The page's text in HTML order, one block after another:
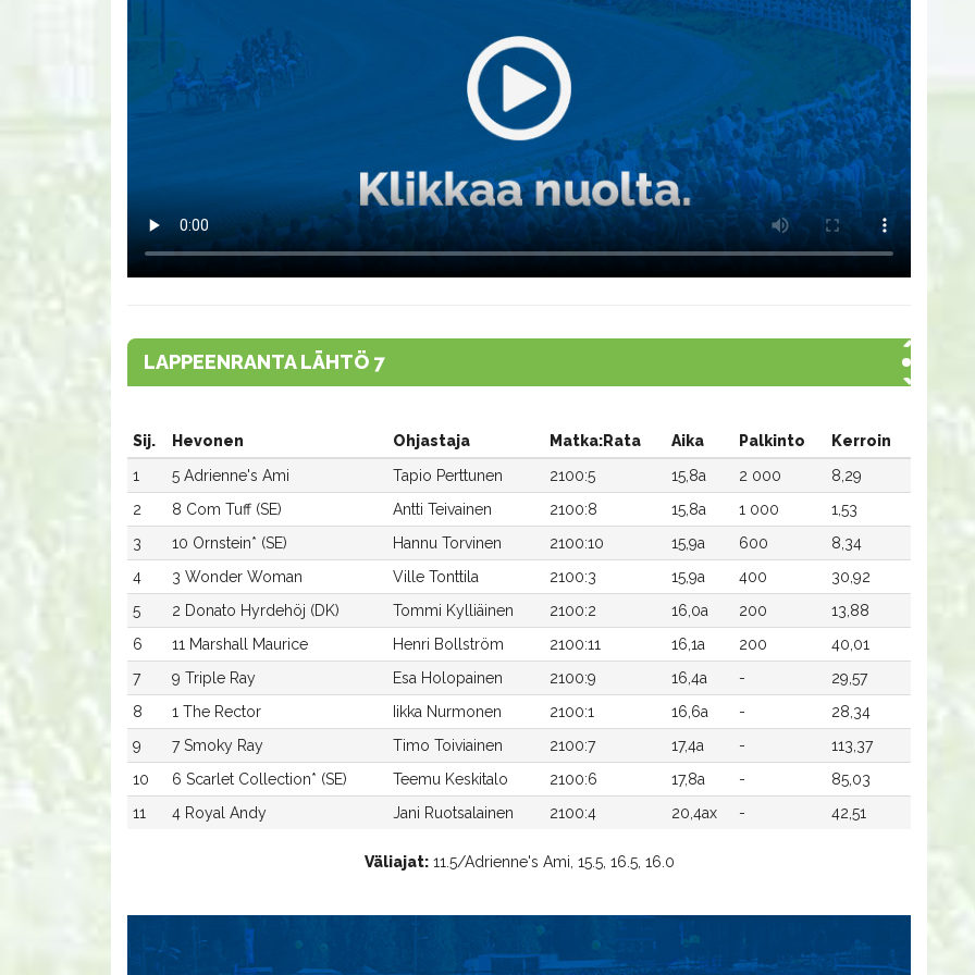
LAPPEENRANTA LÄHTÖ 7
Sij. Hevonen Ohjastaja Matka:Rata Aika Palkinto
Kerroin
1
5 Adrienne's Ami Tapio Perttunen 2100:5 15,8a 2 000
8,29
2
8 Com Tuff (SE) Antti Teivainen 2100:8 15,8a 1 000
1,53
3
10 Ornstein* (SE) Hannu Torvinen 2100:10 15,9a 600
8,34
4
3 Wonder Woman Ville Tonttila 2100:3 15,9a 400
30,92
5
2 Donato Hyrdehöj (DK) Tommi Kylliäinen 2100:2 16,0a 200
13,88
6
11 Marshall Maurice Henri Bollström 2100:11 16,1a 200
40,01
7
9 Triple Ray Esa Holopainen 2100:9 16,4a -
29,57
8
1 The Rector Iikka Nurmonen 2100:1 16,6a -
28,34
9
7 Smoky Ray Timo Toiviainen 2100:7 17,4a -
113,37
10
6 Scarlet Collection* (SE) Teemu Keskitalo 2100:6 17,8a -
85,03
11
4 Royal Andy Jani Ruotsalainen 2100:4 20,4ax - 42,51
Väliajat:11.5/Adrienne's Ami, 15.5, 16.5, 16.0